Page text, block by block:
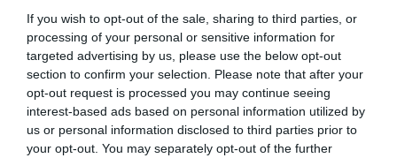
If you wish to opt-out of the sale, sharing to third parties, or
processing of your personal or sensitive information for
targeted advertising by us, please use the below opt-out
section to confirm your selection. Please note that after your
opt-out request is processed you may continue seeing
interest-based ads based on personal information utilized by
us or personal information disclosed to third parties prior to
your opt-out. You may separately opt-out of the further
Remigrazione, il Copasir riconosce all’antifascismo il
veto del disordine
6 Agosto 2026